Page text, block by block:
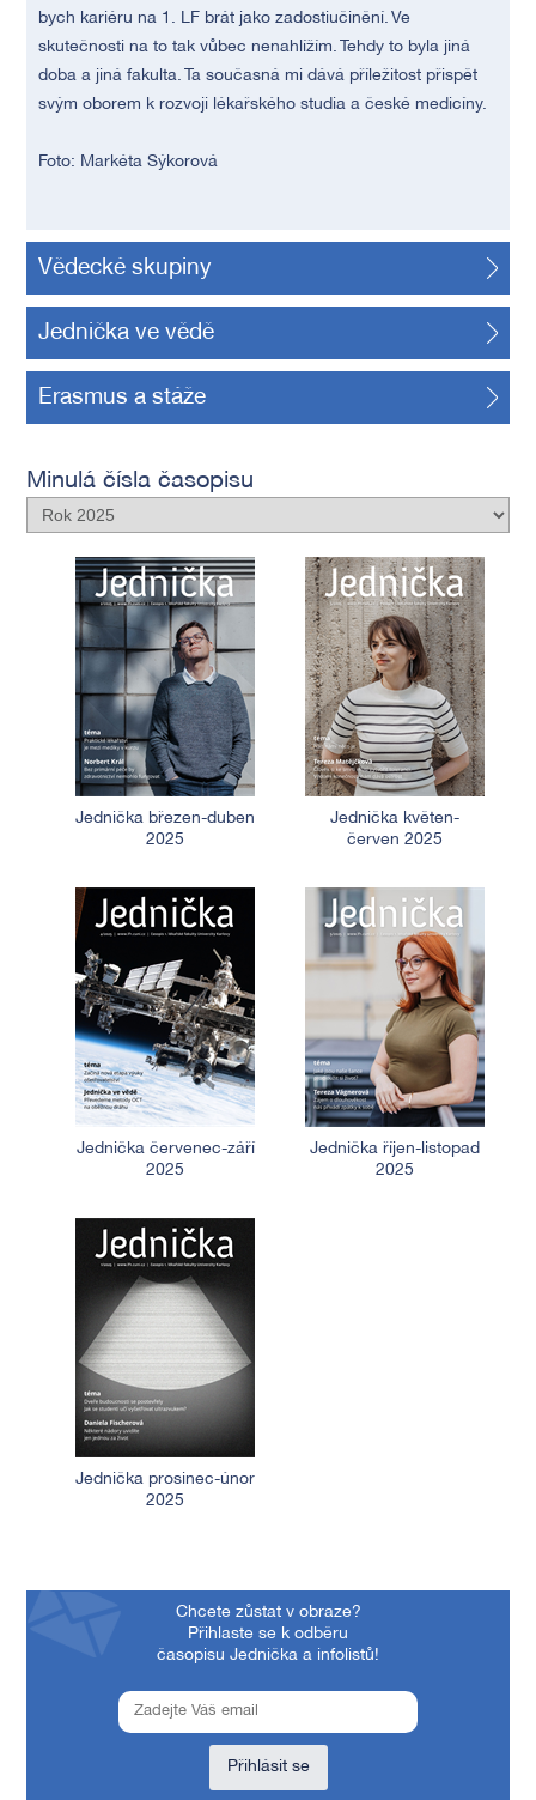
bych kariéru na 1. LF brát jako zadostiučinění. Ve
skutečnosti na to tak vůbec nenahlížím. Tehdy to byla jiná
doba a jiná fakulta. Ta současná mi dává příležitost přispět
svým oborem k rozvoji lékařského studia a české medicíny.
Foto: Markéta Sýkorová
Vědecké skupiny
Jednička ve vědě
Erasmus a stáže
Minulá čísla časopisu
Jednička březen-duben
2025
Jednička květen-
červen 2025
Jednička červenec-září
2025
Jednička říjen-listopad
2025
Jednička prosinec-únor
2025
Chcete zůstat v obraze?
Přihlaste se k odběru
časopisu Jednička a infolistů!
Přihlásit se